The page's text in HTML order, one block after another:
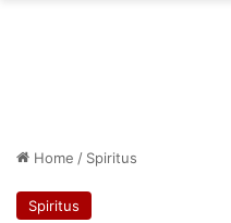
Home / Spiritus
Spiritus